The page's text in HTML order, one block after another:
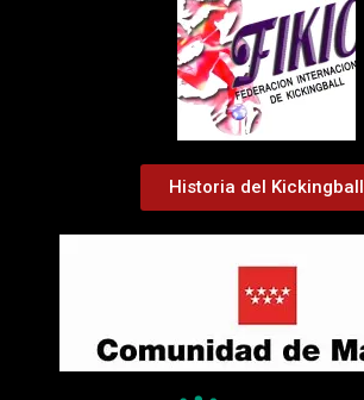
Historia del Kickingball